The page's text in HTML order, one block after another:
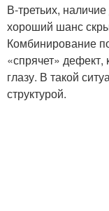
В-третьих,
хороший шанс
Комбинирование
«спрячет»
глазу. В такой
структурой.